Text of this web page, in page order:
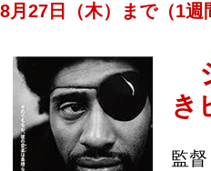
8月27日（木）まで（1週
き
監